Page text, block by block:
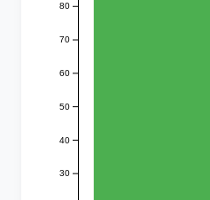
30
40
50
60
70
80